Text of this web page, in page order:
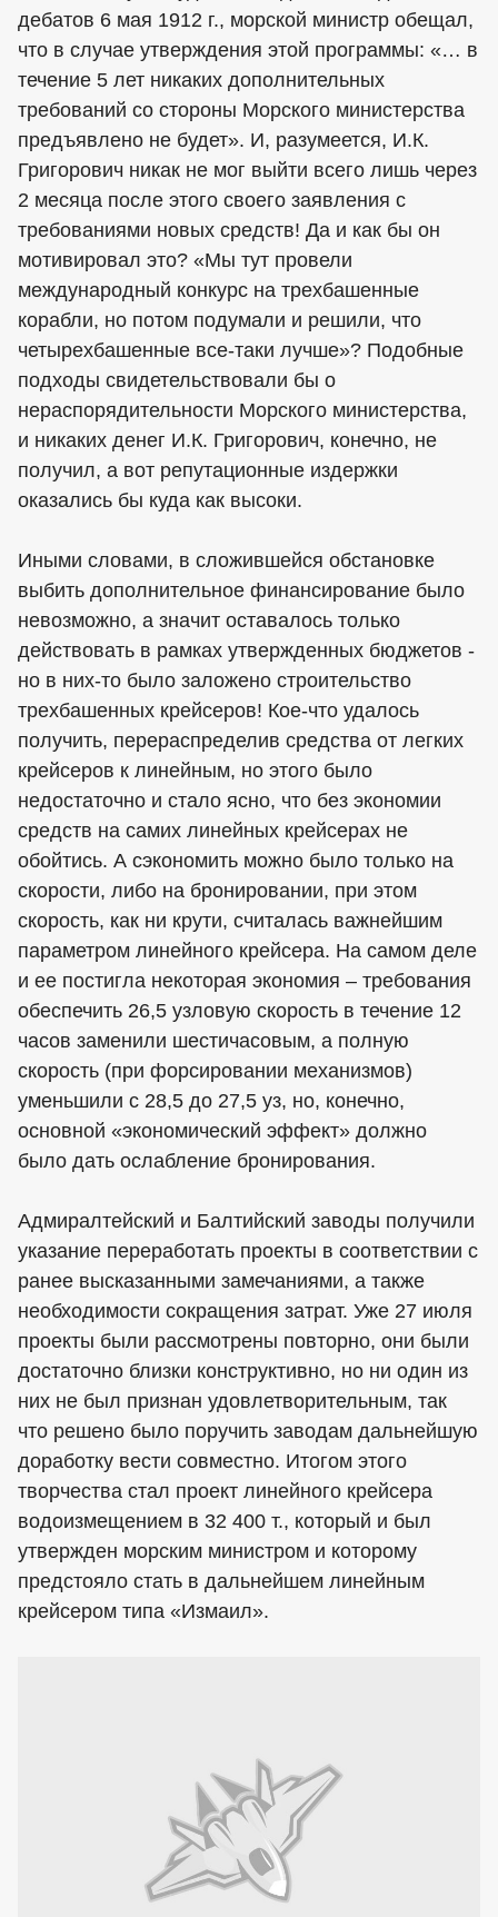
дебатов 6 мая 1912 г., морской министр обещал,
что в случае утверждения этой программы: «… в
течение 5 лет никаких дополнительных
требований со стороны Морского министерства
предъявлено не будет». И, разумеется, И.К.
Григорович никак не мог выйти всего лишь через
2 месяца после этого своего заявления с
требованиями новых средств! Да и как бы он
мотивировал это? «Мы тут провели
международный конкурс на трехбашенные
корабли, но потом подумали и решили, что
четырехбашенные все-таки лучше»? Подобные
подходы свидетельствовали бы о
нераспорядительности Морского министерства,
и никаких денег И.К. Григорович, конечно, не
получил, а вот репутационные издержки
оказались бы куда как высоки.
Иными словами, в сложившейся обстановке
выбить дополнительное финансирование было
невозможно, а значит оставалось только
действовать в рамках утвержденных бюджетов -
но в них-то было заложено строительство
трехбашенных крейсеров! Кое-что удалось
получить, перераспределив средства от легких
крейсеров к линейным, но этого было
недостаточно и стало ясно, что без экономии
средств на самих линейных крейсерах не
обойтись. А сэкономить можно было только на
скорости, либо на бронировании, при этом
скорость, как ни крути, считалась важнейшим
параметром линейного крейсера. На самом деле
и ее постигла некоторая экономия – требования
обеспечить 26,5 узловую скорость в течение 12
часов заменили шестичасовым, а полную
скорость (при форсировании механизмов)
уменьшили с 28,5 до 27,5 уз, но, конечно,
основной «экономический эффект» должно
было дать ослабление бронирования.
Адмиралтейский и Балтийский заводы получили
указание переработать проекты в соответствии с
ранее высказанными замечаниями, а также
необходимости сокращения затрат. Уже 27 июля
проекты были рассмотрены повторно, они были
достаточно близки конструктивно, но ни один из
них не был признан удовлетворительным, так
что решено было поручить заводам дальнейшую
доработку вести совместно. Итогом этого
творчества стал проект линейного крейсера
водоизмещением в 32 400 т., который и был
утвержден морским министром и которому
предстояло стать в дальнейшем линейным
крейсером типа «Измаил».